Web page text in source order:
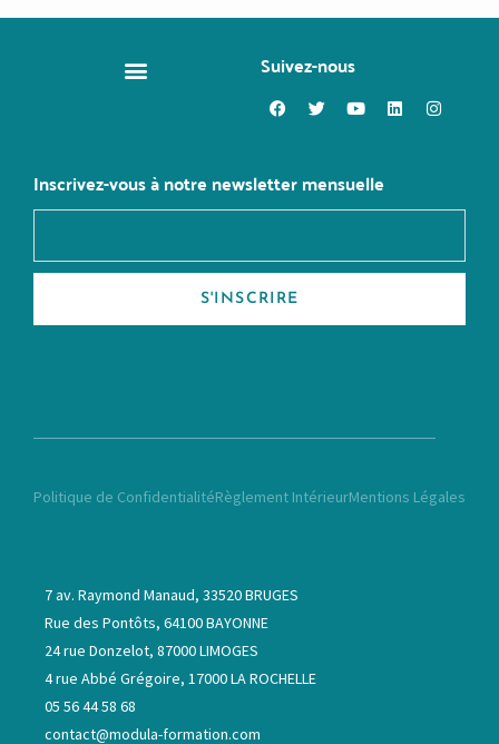
Suivez-nous
Inscrivez-vous à notre newsletter mensuelle
S'INSCRIRE
Politique de ConfidentialitéRèglement IntérieurMentions Légales
7 av. Raymond Manaud, 33520 BRUGES
Rue des Pontôts, 64100 BAYONNE
24 rue Donzelot, 87000 LIMOGES
4 rue Abbé Grégoire, 17000 LA ROCHELLE
05 56 44 58 68
contact@modula-formation.com